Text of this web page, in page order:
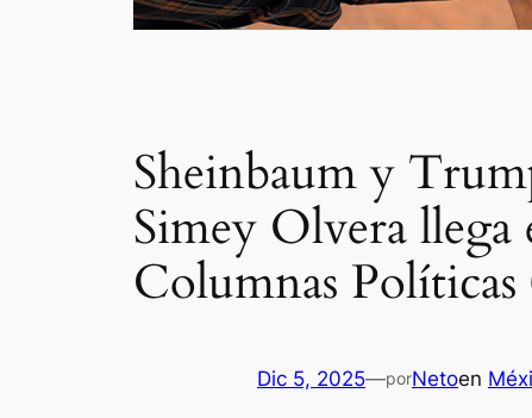
Sheinbaum y
Simey Olvera llega
Columnas Políticas
Dic 5, 2025—porNetoen